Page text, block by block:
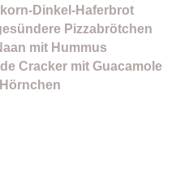
Dinkel-Haferbrot
Pizzabrötchen
mit Hummus
Cracker mit Guacamole